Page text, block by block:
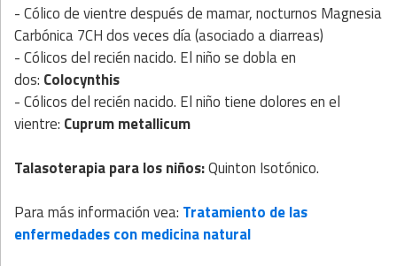
- Cólico de vientre después de mamar, nocturnos Magnesia
Carbónica 7CH dos veces día (asociado a diarreas)
- Cólicos del recién nacido. El niño se dobla en
dos: Colocynthis
- Cólicos del recién nacido. El niño tiene dolores en el
vientre: Cuprum metallicum
Talasoterapia para los niños:Quinton Isotónico.
Para más información vea: Tratamiento de las
enfermedades con medicina natural